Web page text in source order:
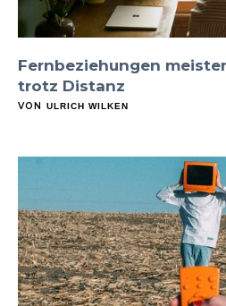
Fernbeziehungen
trotz Distanz
VON ULRICH WILKEN